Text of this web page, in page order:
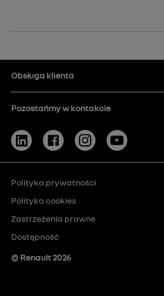
Obsługa klienta
Pozostańmy w kontakcie
Polityka prywatności
Polityka cookies
Zastrzeżenia prawne
Dostępność
© Renault2026